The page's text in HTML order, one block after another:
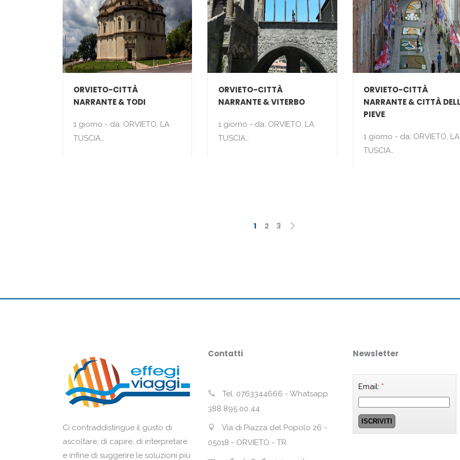
ORVIETO-CITTÀ
NARRANTE & TODI
1 giorno - da: ORVIETO, LA
TUSCIA…
ORVIETO-CITTÀ
NARRANTE & VITERBO
1 giorno - da: ORVIETO, LA
TUSCIA…
ORVIETO-CITTÀ
NARRANTE & CITTÀ
PIEVE
1 giorno - da: ORVIETO, LA
TUSCIA…
1 2 3
Ci contraddistingue il gusto di
ascoltare, di capire, di interpretare
e infine di suggerire le soluzioni più
Contatti
Tel. 0763344666 - Whatsapp
388 895 00 44
Via di Piazza del Popolo 26 -
05018 - ORVIETO - TR
Newsletter
Email: *